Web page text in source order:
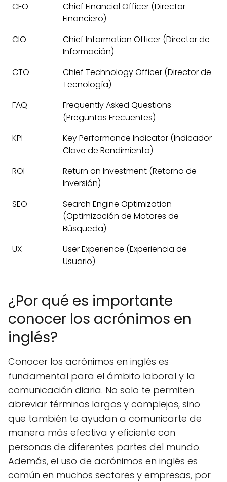
CFO
Chief Financial Officer (Director
Financiero)
CIO
Chief Information Officer (Director de
Información)
CTO
Chief Technology Officer (Director de
Tecnología)
FAQ
Frequently Asked Questions
(Preguntas Frecuentes)
KPI
Key Performance Indicator (Indicador
Clave de Rendimiento)
ROI
Return on Investment (Retorno de
Inversión)
SEO
Search Engine Optimization
(Optimización de Motores de
Búsqueda)
UX
User Experience (Experiencia de
Usuario)
¿Por qué es importante
conocer los acrónimos en
inglés?
Conocer los acrónimos en inglés es
fundamental para el ámbito laboral y la
comunicación diaria. No solo te permiten
abreviar términos largos y complejos, sino
que también te ayudan a comunicarte de
manera más efectiva y eficiente con
personas de diferentes partes del mundo.
Además, el uso de acrónimos en inglés es
común en muchos sectores y empresas, por